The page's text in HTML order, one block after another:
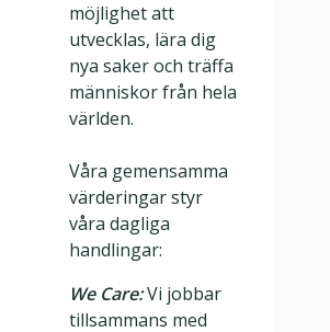
möjlighet att
utvecklas, lära dig
nya saker och träffa
människor från hela
världen.
Våra gemensamma
värderingar styr
våra dagliga
handlingar:
We Care:Vi jobbar
tillsammans med